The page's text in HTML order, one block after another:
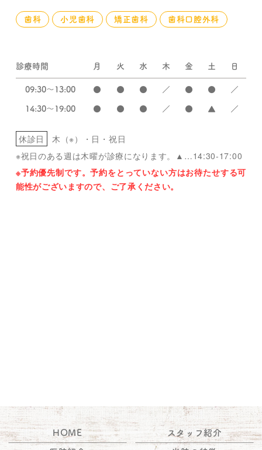
歯科 小児歯科 矯正歯科 歯科口腔外科
診療時間 月 火 水 木 金 土 日
09:30～13:00 ● ● ● ／ ● ● ／
14:30～19:00 ● ● ● ／ ● ▲ ／
休診日
木（※）・日・祝日
※祝日のある週は木曜が診療になります。▲…14:30-17:00
※予約優先制です。予約をとっていない方はお待たせする可
能性がございますので、ご了承ください。
HOME スタッフ紹介